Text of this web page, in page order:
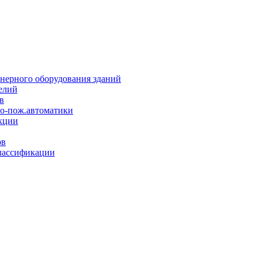
оборудования зданий
пож.автоматики